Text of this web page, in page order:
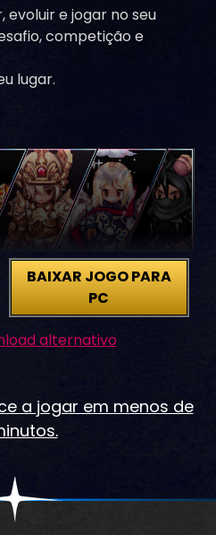
evoluir e jogar no seu
competição e
lugar.
BAIXAR JOGO PARA
PC
alternativo
a jogar em menos de